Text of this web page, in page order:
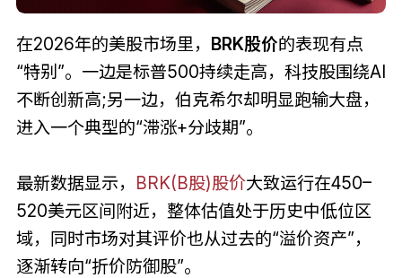
在2026年的美股市场里， BRK股价的表现有点
“特别”。一边是标普500持续走高，科技股围绕AI
不断创新高;另一边，伯克希尔却明显跑输大盘，
进入一个典型的“滞涨+分歧期”。
最新数据显示， BRK(B股)股价大致运行在450–
520美元区间附近，整体估值处于历史中低位区
域，同时市场对其评价也从过去的“溢价资产”，
逐渐转向“折价防御股”。